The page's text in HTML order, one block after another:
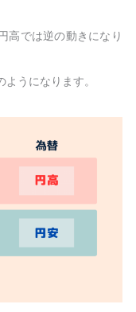
高では逆の動きになり
うになります。